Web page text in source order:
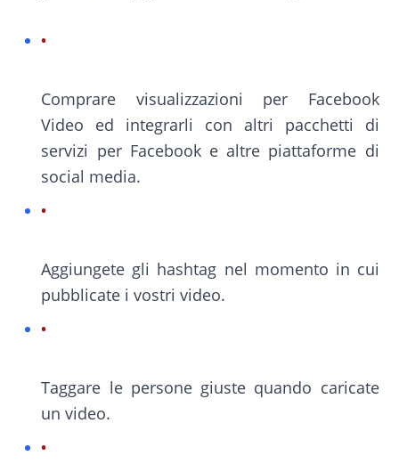
Comprare visualizzazioni per Facebook
Video ed integrarli con altri pacchetti di
servizi per Facebook e altre piattaforme di
social media.
Aggiungete gli hashtag nel momento in cui
pubblicate i vostri video.
Taggare le persone giuste quando caricate
un video.